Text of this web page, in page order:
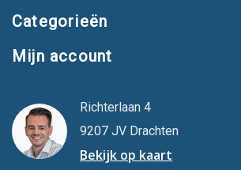
Categorieën
Mijn account
Richterlaan 4
9207 JV Drachten
Bekijk op kaart